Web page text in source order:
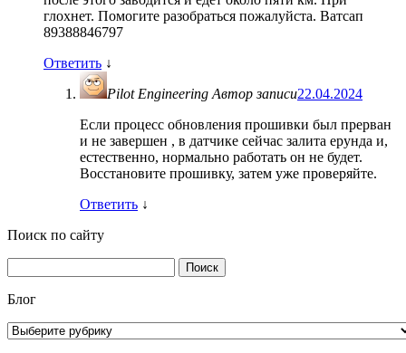
глохнет. Помогите разобраться пожалуйста. Ватсап
89388846797
Ответить ↓
Pilot Engineering Автор записи22.04.2024
Если процесс обновления прошивки был прерван
и не завершен , в датчике сейчас залита ерунда и,
естественно, нормально работать он не будет.
Восстановите прошивку, затем уже проверяйте.
Ответить ↓
Поиск по сайту
Блог
Блог